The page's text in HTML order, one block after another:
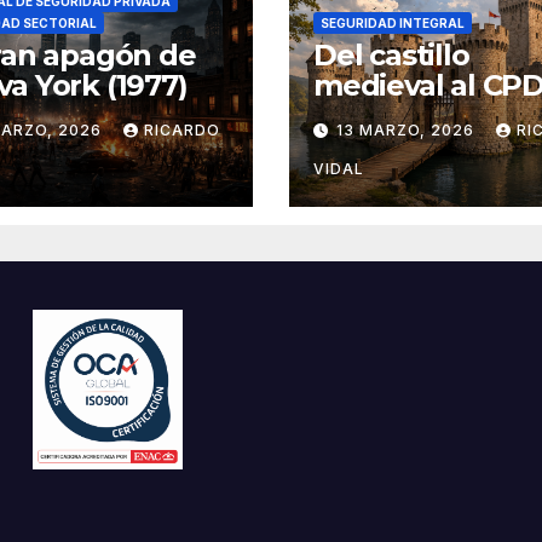
SECTORIAL
apagón de
York (1977)
2026 RICARDO
SEGURIDAD INTEGRAL
Del castillo
medieval al
seguridad por
13 MARZO, 2026
VIDAL